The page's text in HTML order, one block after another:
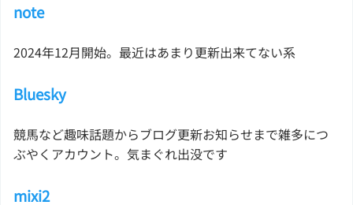
note
2024年12月開始。最近はあまり更新出来てない系
Bluesky
競馬など趣味話題からブログ更新お知らせまで雑多につ
ぶやくアカウント。気まぐれ出没です
mixi2